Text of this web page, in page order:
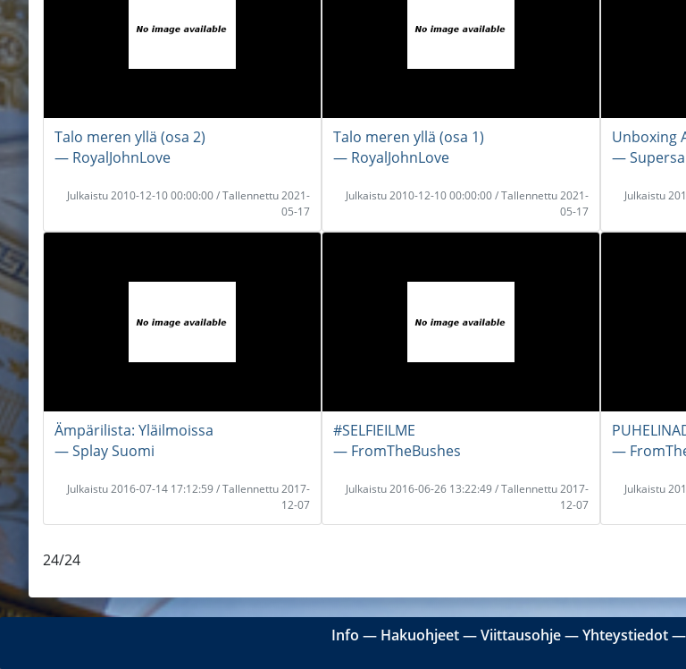
Talo meren yllä (osa 2)
― RoyalJohnLove
Julkaistu 2010-12-10 00:00:00 / Tallennettu 2021-
05-17
Talo meren yllä (osa 1)
― RoyalJohnLove
Julkaistu 2010-12-10 00:00:00 / Tallennettu 2021-
05-17
Unboxing
―
Julkaistu
Ämpärilista: Yläilmoissa
― Splay Suomi
Julkaistu 2016-07-14 17:12:59 / Tallennettu 2017-
12-07
#SELFIEILME
― FromTheBushes
Julkaistu 2016-06-26 13:22:49 / Tallennettu 2017-
12-07
―
Julkaistu
24/24
Info ― Hakuohjeet―Viittausohje―Yhteystiedot―